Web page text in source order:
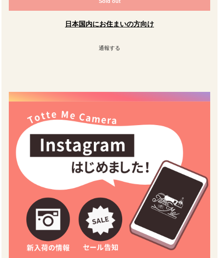
日本国内にお住まいの方向け
通報する